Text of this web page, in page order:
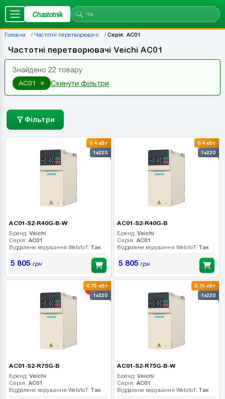
Chastotnik
Головна Частотні перетворювачі Серія: AC01
Частотні перетворювачі Veichi AC01
Знайдено 22 товару
AC01
× Скинути фільтри
Фільтри
0.4 кВт
1x220
AC01-S2-R40G-B-W
Бренд: Veichi
Серія: AC01
Віддалене керування Web/IoT: Так
5 805 грн
0.4 кВт
1x220
AC01-S2-R40G-B
Бренд: Veichi
Серія: AC01
Віддалене керування Web/IoT: Так
5 805 грн
0.75 кВт
1x220
-10%
AC01-S2-R75G-B
Бренд: Veichi
Серія: AC01
Віддалене керування Web/IoT: Так
0.75 кВт
1x220
AC01-S2-R75G-B-W
Бренд: Veichi
Серія: AC01
Віддалене керування Web/IoT: Так